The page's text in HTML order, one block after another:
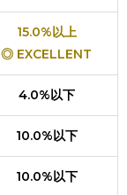
15.0%以上
◎ EXCELLENT
4.0%以下
10.0%以下
10.0%以下